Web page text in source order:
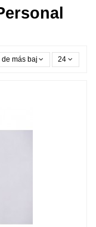
de más bajo a más alto
24